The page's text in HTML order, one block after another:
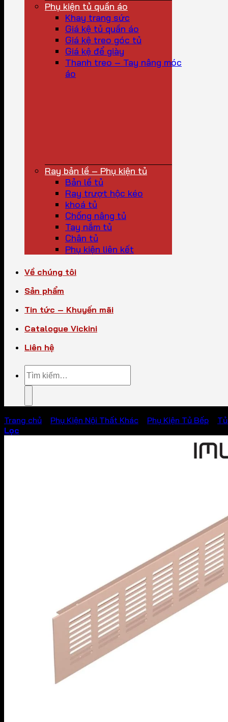
Phụ kiện tủ quần áo
Khay trang sức
Giá kệ tủ quần áo
Giá kệ treo góc tủ
Giá kệ để giày
Thanh treo – Tay nâng móc
áo
Ray bản lề – Phụ kiện tủ
Bản lề tủ
Ray trượt hộc kéo
khoá tủ
Chống nâng tủ
Tay nắm tủ
Chân tủ
Phụ kiện liên kết
Về chúng tôi
Sản phẩm
Tin tức – Khuyến mãi
Catalogue Vickini
Liên hệ
Tìm
kiếm:
Trang chủ Phụ Kiện Nội Thất Khác Phụ Kiện Tủ Bếp
Lọc